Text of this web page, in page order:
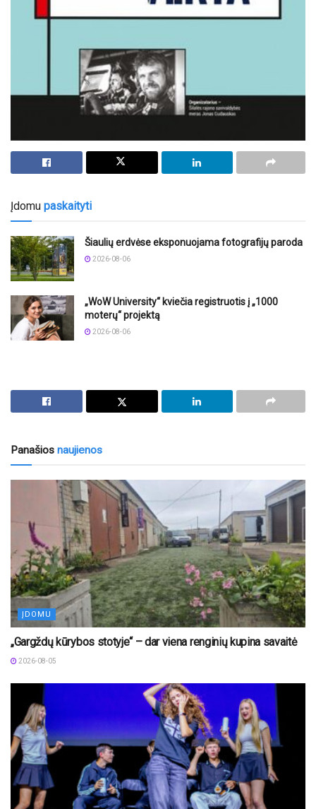
Įdomu paskaityti
Šiaulių erdvėse eksponuojama fotografijų paroda
2026-08-06
„WoW University“ kviečia registruotis į „1000
moterų“ projektą
2026-08-06
Panašios naujienos
ĮDOMU
„Gargždų kūrybos stotyje“ – dar viena renginių kupina savaitė
2026-08-05